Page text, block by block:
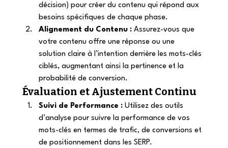
décision) pour créer du contenu qui répond aux
besoins spécifiques de chaque phase.
Alignement du Contenu : Assurez-vous que
votre contenu offre une réponse ou une
solution claire à l’intention derrière les mots-clés
ciblés, augmentant ainsi la pertinence et la
probabilité de conversion.
Évaluation et Ajustement Continu
Suivi de Performance : Utilisez des outils
d’analyse pour suivre la performance de vos
mots-clés en termes de trafic, de conversions et
de positionnement dans les SERP.